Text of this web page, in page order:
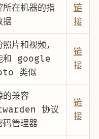
所在机器的指
据
链
接
片和视频，
和 google
类似
链
接
的兼容
协议
码管理器
链
接